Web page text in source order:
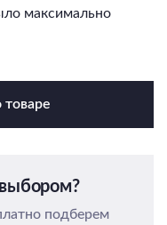
максимально
товаре
подберем